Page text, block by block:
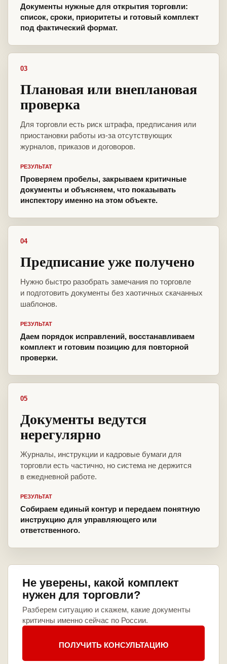
Документы нужные для открытия торговли:
список, сроки, приоритеты и готовый комплект
под фактический формат.
03
Плановая или внеплановая
проверка
Для торговли есть риск штрафа, предписания или
приостановки работы из-за отсутствующих
журналов, приказов и договоров.
РЕЗУЛЬТАТ
Проверяем пробелы, закрываем критичные
документы и объясняем, что показывать
инспектору именно на этом объекте.
04
Предписание уже получено
Нужно быстро разобрать замечания по торговле
и подготовить документы без хаотичных скачанных
шаблонов.
РЕЗУЛЬТАТ
Даем порядок исправлений, восстанавливаем
комплект и готовим позицию для повторной
проверки.
05
Документы ведутся
нерегулярно
Журналы, инструкции и кадровые бумаги для
торговли есть частично, но система не держится
в ежедневной работе.
РЕЗУЛЬТАТ
Собираем единый контур и передаем понятную
инструкцию для управляющего или
ответственного.
Не уверены, какой комплект
нужен для торговли?
Разберем ситуацию и скажем, какие документы
критичны именно сейчас по России.
ПОЛУЧИТЬ КОНСУЛЬТАЦИЮ